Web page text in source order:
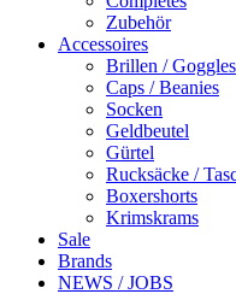
Zubehör
Accessoires
Brillen / Goggles
Caps / Beanies
Socken
Geldbeutel
Gürtel
Rucksäcke /
Boxershorts
Krimskrams
Sale
Brands
NEWS / JOBS